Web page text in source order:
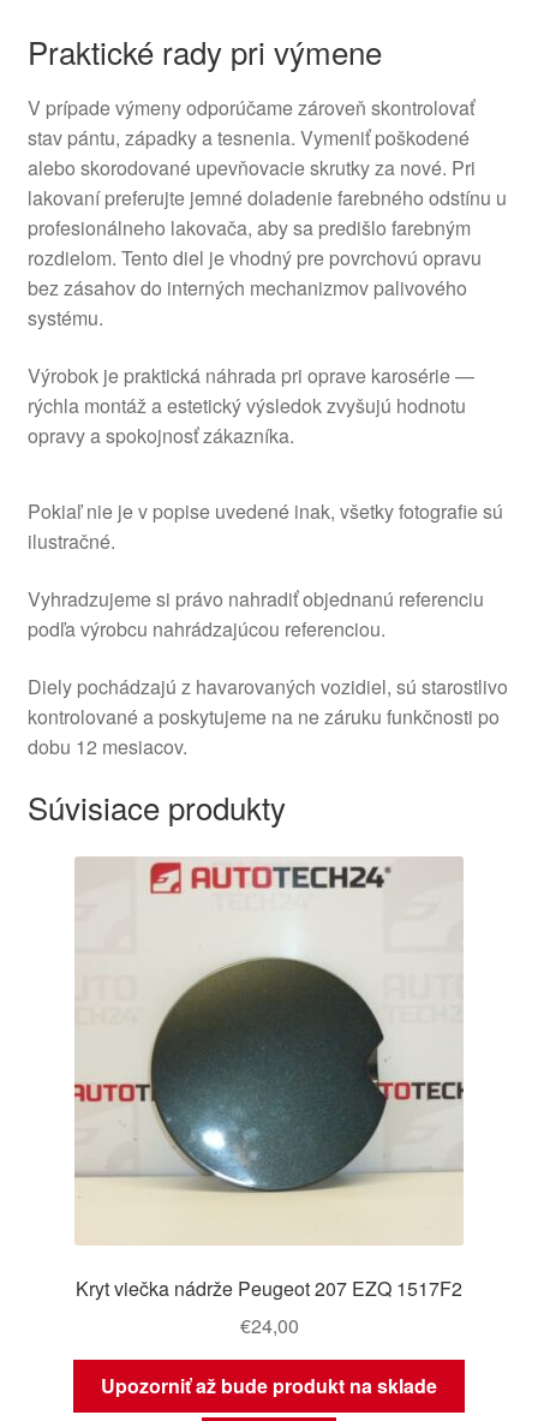
Praktické rady pri výmene
V prípade výmeny odporúčame zároveň skontrolovať
stav pántu, západky a tesnenia. Vymeniť poškodené
alebo skorodované upevňovacie skrutky za nové. Pri
lakovaní preferujte jemné doladenie farebného odstínu u
profesionálneho lakovača, aby sa predišlo farebným
rozdielom. Tento diel je vhodný pre povrchovú opravu
bez zásahov do interných mechanizmov palivového
systému.
Výrobok je praktická náhrada pri oprave karosérie —
rýchla montáž a estetický výsledok zvyšujú hodnotu
opravy a spokojnosť zákazníka.
Pokiaľ nie je v popise uvedené inak, všetky fotografie sú
ilustračné.
Vyhradzujeme si právo nahradiť objednanú referenciu
podľa výrobcu nahrádzajúcou referenciou.
Diely pochádzajú z havarovaných vozidiel, sú starostlivo
kontrolované a poskytujeme na ne záruku funkčnosti po
dobu 12 mesiacov.
Súvisiace produkty
Kryt viečka nádrže Peugeot 207 EZQ 1517F2
€24,00
Upozorniť až bude produkt na sklade